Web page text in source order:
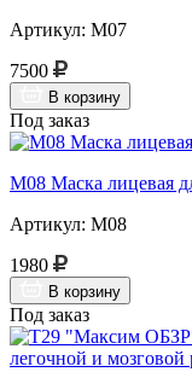
Артикул: М07
7500
В корзину
Под заказ
М08 Маска лицевая
Артикул: М08
1980
В корзину
Под заказ